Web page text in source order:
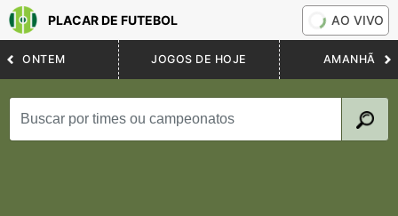
PLACAR DE FUTEBOL AO VIVO
ONTEM JOGOS DE HOJE AMANHÃ